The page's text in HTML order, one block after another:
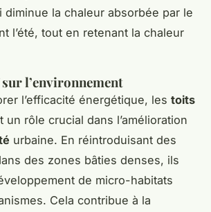
diminue la chaleur absorbée par le
l’été, tout en retenant la chaleur
l’environnement
l’efficacité énergétique, les toits
un rôle crucial dans l’amélioration
urbaine. En réintroduisant des
des zones bâties denses, ils
de micro-habitats
Cela contribue à la